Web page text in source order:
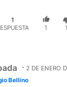
1
1 1
2 DE ENERO
Bellino